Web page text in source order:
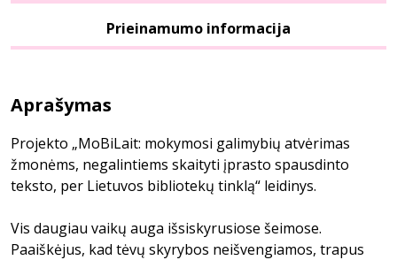
Prieinamumo informacija
Aprašymas
Projekto „MoBiLait: mokymosi galimybių atvėrimas
žmonėms, negalintiems skaityti įprasto spausdinto
teksto, per Lietuvos bibliotekų tinklą“ leidinys.
Vis daugiau vaikų auga išsiskyrusiose šeimose.
Paaiškėjus, kad tėvų skyrybos neišvengiamos, trapus